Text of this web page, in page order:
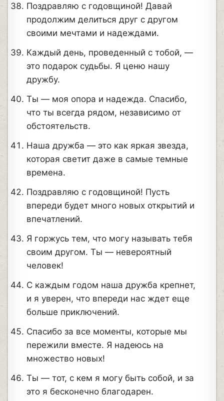
Поздравляю с годовщиной! Давай
продолжим делиться друг с другом
своими мечтами и надеждами.
Каждый день, проведенный с тобой, —
это подарок судьбы. Я ценю нашу
дружбу.
Ты — моя опора и надежда. Спасибо,
что ты всегда рядом, независимо от
обстоятельств.
Наша дружба — это как яркая звезда,
которая светит даже в самые темные
времена.
Поздравляю с годовщиной! Пусть
впереди будет много новых открытий и
впечатлений.
Я горжусь тем, что могу называть тебя
своим другом. Ты — невероятный
человек!
С каждым годом наша дружба крепнет,
и я уверен, что впереди нас ждет еще
больше приключений.
Спасибо за все моменты, которые мы
пережили вместе. Я надеюсь на
множество новых!
Ты — тот, с кем я могу быть собой, и за
это я бесконечно благодарен.